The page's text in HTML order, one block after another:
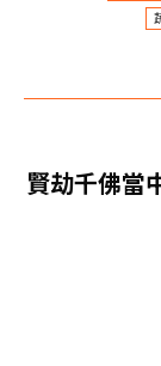
章
賢劫千佛當